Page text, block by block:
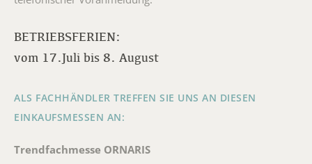
BETRIEBSFERIEN:
vom 17.Juli bis 8. August
ALS FACHHÄNDLER TREFFEN SIE UNS AN DIESEN
EINKAUFSMESSEN AN:
Trendfachmesse ORNARIS